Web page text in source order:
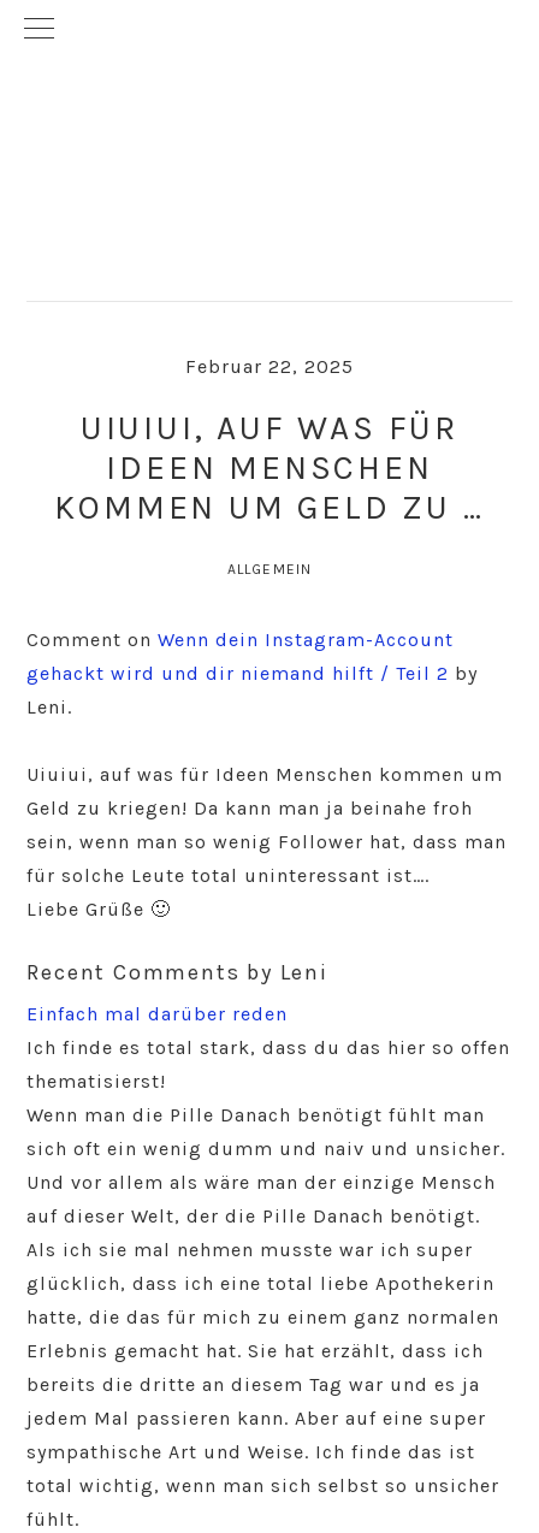
Februar 22, 2025
UIUIUI, AUF WAS FÜR
IDEEN MENSCHEN
KOMMEN UM GELD ZU …
ALLGEMEIN
Comment onWenn dein Instagram-Account
gehackt wird und dir niemand hilft / Teil 2 by
Leni.
Uiuiui, auf was für Ideen Menschen kommen um
Geld zu kriegen! Da kann man ja beinahe froh
sein, wenn man so wenig Follower hat, dass man
für solche Leute total uninteressant ist….
Liebe Grüße 🙂
Recent Comments by Leni
Einfach mal darüber reden
Ich finde es total stark, dass du das hier so offen
thematisierst!
Wenn man die Pille Danach benötigt fühlt man
sich oft ein wenig dumm und naiv und unsicher.
Und vor allem als wäre man der einzige Mensch
auf dieser Welt, der die Pille Danach benötigt.
Als ich sie mal nehmen musste war ich super
glücklich, dass ich eine total liebe Apothekerin
hatte, die das für mich zu einem ganz normalen
Erlebnis gemacht hat. Sie hat erzählt, dass ich
bereits die dritte an diesem Tag war und es ja
jedem Mal passieren kann. Aber auf eine super
sympathische Art und Weise. Ich finde das ist
total wichtig, wenn man sich selbst so unsicher
fühlt.